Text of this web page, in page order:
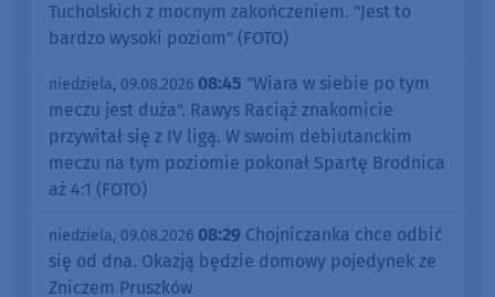
Tucholskich z mocnym zakończeniem. "Jest to
bardzo wysoki poziom" (FOTO)
niedziela, 09.08.2026 08:45 "Wiara w siebie po tym
meczu jest duża". Rawys Raciąż znakomicie
przywitał się z IV ligą. W swoim debiutanckim
meczu na tym poziomie pokonał Spartę Brodnica
aż 4:1 (FOTO)
niedziela, 09.08.2026 08:29 Chojniczanka chce odbić
się od dna. Okazją będzie domowy pojedynek ze
Zniczem Pruszków